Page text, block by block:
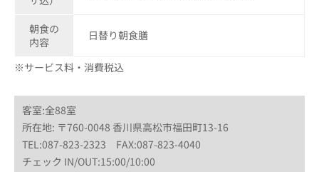
朝食の
内容
日替り朝食膳
※サービス料・消費税込
客室:全88室
所在地: 〒760-0048 香川県高松市福田町13-16
TEL:087-823-2323 FAX:087-823-4040
チェック IN/OUT:15:00/10:00